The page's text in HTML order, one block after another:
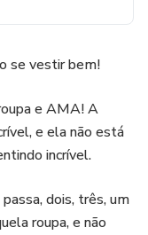
se vestir bem!
e AMA! A
e ela não está
incrível.
dois, três, um
roupa, e não